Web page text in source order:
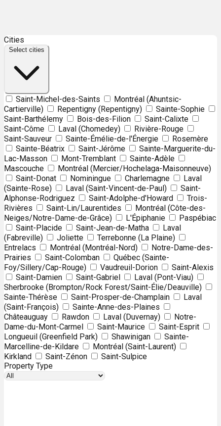
+
−
Cities
Select cities
Saint-Michel-des-Saints
Montréal (Ahuntsic-
Cartierville)
Repentigny (Repentigny)
Sainte-Sophie
Saint-Barthélemy
Bois-des-Filion
Saint-Calixte
Saint-Côme
Laval (Chomedey)
Rivière-Rouge
Saint-Sauveur
Sainte-Émélie-de-l'Énergie
Rosemère
Sainte-Béatrix
Saint-Jérôme
Sainte-Marguerite-du-
Lac-Masson
Mont-Tremblant
Sainte-Adèle
Mascouche
Montréal (Mercier/Hochelaga-Maisonneuve)
Saint-Donat
Nominingue Charlemagne
Laval
(Sainte-Rose)
Laval (Saint-Vincent-de-Paul)
Saint-
Alphonse-Rodriguez
Saint-Adolphe-d'Howard
Trois-
Rivières
Saint-Lin/Laurentides
Montréal (Côte-des-
Neiges/Notre-Dame-de-Grâce)
L'Épiphanie
Paspébiac
Saint-Placide
Saint-Jean-de-Matha
Laval
(Fabreville)
Joliette
Terrebonne (La Plaine)
Entrelacs
Montréal (Montréal-Nord)
Notre-Dame-des-
Prairies
Saint-Colomban
Québec (Sainte-
Foy/Sillery/Cap-Rouge)
Vaudreuil-Dorion
Saint-Alexis
Saint-Damien
Saint-Gabriel
Laval (Pont-Viau)
Sherbrooke (Brompton/Rock Forest/Saint-Élie/Deauville)
Sainte-Thérèse
Saint-Prosper-de-Champlain
Laval
(Saint-François)
Sainte-Anne-des-Plaines
Châteauguay
Rawdon Laval (Duvernay)
Notre-
Dame-du-Mont-Carmel
Saint-Maurice
Saint-Esprit
Longueuil (Greenfield Park)
Shawinigan
Sainte-
Marcelline-de-Kildare
Montréal (Saint-Laurent)
Kirkland
Saint-Zénon
Saint-Sulpice
Property Type